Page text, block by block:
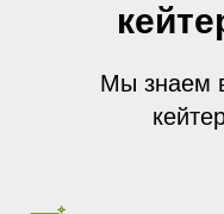
Мы знаем